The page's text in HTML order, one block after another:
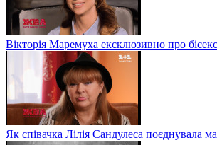
Вікторія Маремуха ексклюзивно про
Як співачка Лілія Сандулеса поєднувала